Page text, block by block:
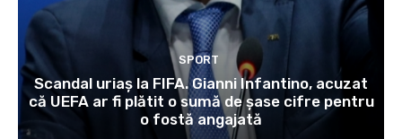
SPORT
Scandal uriaș la FIFA. Gianni Infantino, acuzat
că UEFA ar fi plătit o sumă de șase cifre pentru
o fostă angajată